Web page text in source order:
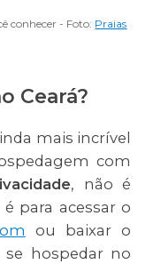
conhecer - Foto: Praias
Ceará?
mais incrível
com
, não é
para acessar o
ou baixar o
se hospedar no